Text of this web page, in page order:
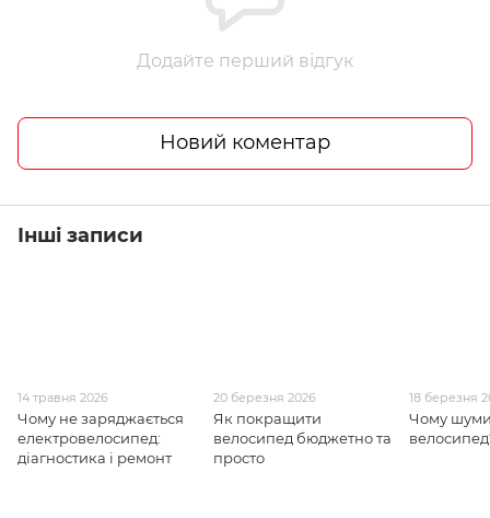
Додайте перший відгук
Новий коментар
Інші записи
14 травня 2026
Чому не заряджається
електровелосипед:
діагностика і ремонт
20 березня 2026
Як покращити
велосипед бюджетно та
просто
18 березня
Чому